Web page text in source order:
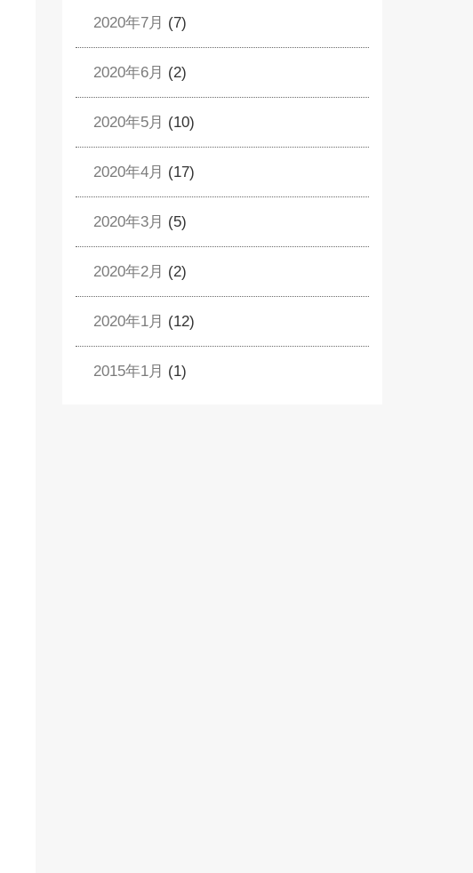
2020年7月 (7)
2020年6月 (2)
2020年5月 (10)
2020年4月 (17)
2020年3月 (5)
2020年2月 (2)
2020年1月 (12)
2015年1月 (1)